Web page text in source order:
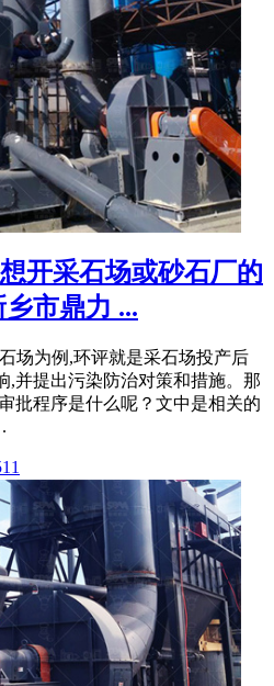
开采石场或砂石厂的
市鼎力 ...
场为例,环评就是采石场投产后
,并提出污染防治对策和措施。那
批程序是什么呢？文中是相关的